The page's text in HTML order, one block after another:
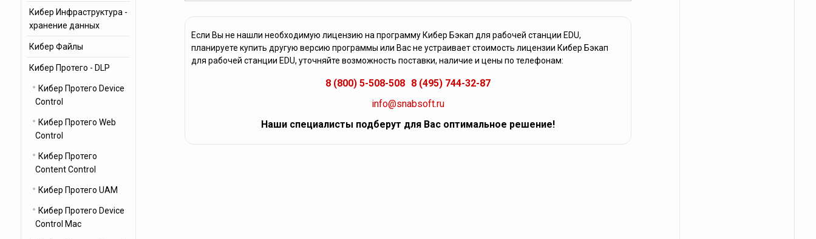
Если Вы не нашли необходимую лицензию на программу Кибер Бэкап для рабочей станции EDU,
планируете купить другую версию программы или Вас не устраивает стоимость лицензии Кибер Бэкап
для рабочей станции EDU, уточняйте возможность поставки, наличие и цены по телефонам:
8 (800) 5-508-508 8 (495) 744-32-87
info@snabsoft.ru
Наши специалисты подберут для Вас оптимальное решение!
Кибер Инфраструктура -
хранение данных
Кибер Файлы
Кибер Протего - DLP
Кибер Протего Device
Control
Кибер Протего Web
Control
Кибер Протего
Content Control
Кибер Протего UAM
Кибер Протего Device
Control Mac